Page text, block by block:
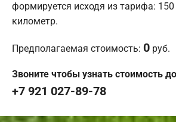
формируется исходя из тарифа: 150
километр.
Предполагаемая стоимость: 0 руб.
Звоните чтобы узнать стоимость
+7 921 027-89-78